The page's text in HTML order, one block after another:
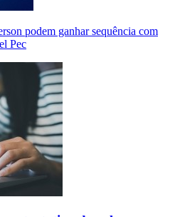
podem ganhar sequência com
Pec